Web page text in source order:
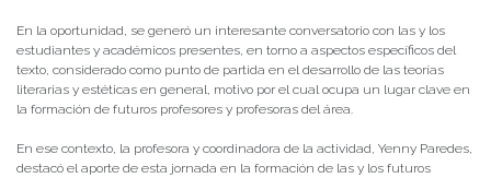
En la oportunidad, se generó un interesante conversatorio con las y los
estudiantes y académicos presentes, en torno a aspectos específicos del
texto, considerado como punto de partida en el desarrollo de las teorías
literarias y estéticas en general, motivo por el cual ocupa un lugar clave en
la formación de futuros profesores y profesoras del área.
En ese contexto, la profesora y coordinadora de la actividad, Yenny Paredes,
destacó el aporte de esta jornada en la formación de las y los futuros